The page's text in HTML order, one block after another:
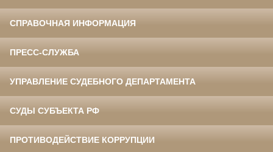
СПРАВОЧНАЯ ИНФОРМАЦИЯ
ПРЕСС-СЛУЖБА
УПРАВЛЕНИЕ СУДЕБНОГО ДЕПАРТАМЕНТА
СУДЫ СУБЪЕКТА РФ
ПРОТИВОДЕЙСТВИЕ КОРРУПЦИИ